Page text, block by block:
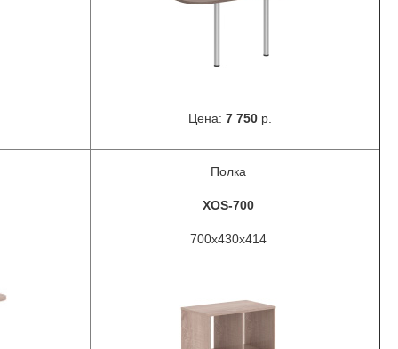
Цена: 7 750 р.
Полка
XOS-700
700x430x414